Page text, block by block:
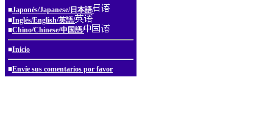
■Japonés/Japanese/日本語/
■Inglés/English/英語/
■Chino/Chinese/中国語/
■Inicio
■Envíe sus comentarios por favor